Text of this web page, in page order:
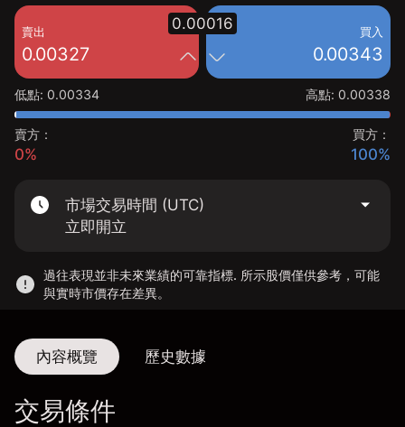
賣出
0.00327
買入
0.00343
0.00016
低點: 0.00334 高點: 0.00338
賣方：
0%
買方：
100%
市場交易時間 (UTC)
立即開立
過往表現並非未來業績的可靠指標. 所示股價僅供參考，可能
與實時市價存在差異。
內容概覽 歷史數據
交易條件